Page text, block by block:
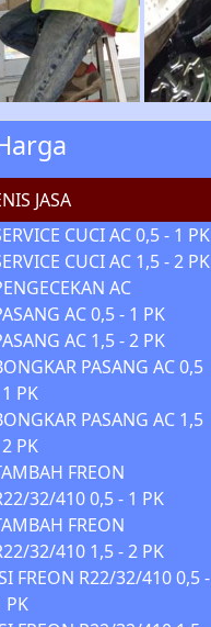
JASA
CUCI AC 0,5 - 1 PK
CUCI AC 1,5 - 2 PK
AC
AC 0,5 - 1 PK
AC 1,5 - 2 PK
PASANG AC 0,5
PK
PASANG AC 1,5
PK
FREON
32/410 0,5 - 1 PK
FREON
32/410 1,5 - 2 PK
FREON R22/32/410 0,5 -
PK